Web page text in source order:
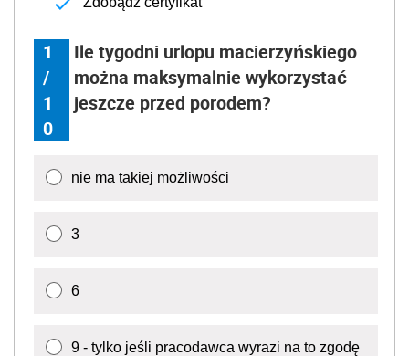
1
/
1
0
Ile tygodni urlopu macierzyńskiego
można maksymalnie wykorzystać
jeszcze przed porodem?
nie ma takiej możliwości
3
6
9 - tylko jeśli pracodawca wyrazi na to zgodę